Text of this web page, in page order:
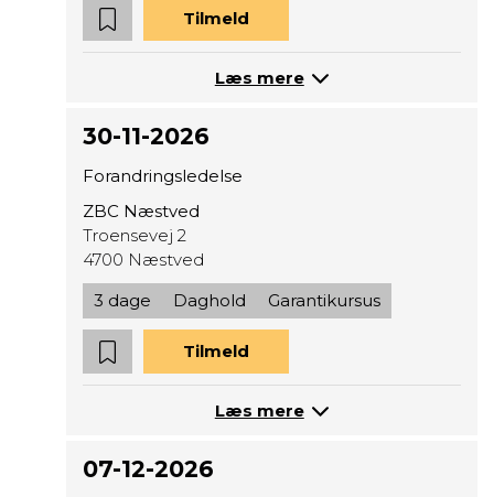
Tilmeld
Læs mere
30-11-2026
Forandringsledelse
ZBC Næstved
Troensevej 2
4700 Næstved
3 dage
Daghold Garantikursus
Tilmeld
Læs mere
07-12-2026